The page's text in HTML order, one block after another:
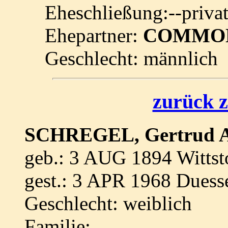
Eheschließung:--
Ehepartner:
Geschlecht: männlich
zurück
SCHREGEL, Gertrud
geb.: 3 AUG 1894
gest.: 3 APR 1968
Geschlecht: weiblich